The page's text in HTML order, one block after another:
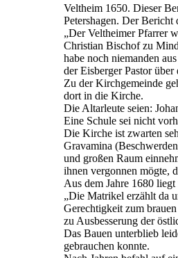
Veltheim 1650. Dieser
Petershagen. Der
„Der Veltheimer Pfarrer
Christian Bischof zu
habe noch niemanden
der Eisberger Pastor
Zu der Kirchgemeinde
dort in die Kirche.
Die Altarleute seien:
Eine Schule sei nicht
Die Kirche ist zwarten
Gravamina
und großen Raum
ihnen vergonnen mögte,
Aus dem Jahre 1680
„Die Matrikel erzählt da
Gerechtigkeit zum
zu Ausbesserung der
Das Bauen unterblieb
gebrauchen konnte.